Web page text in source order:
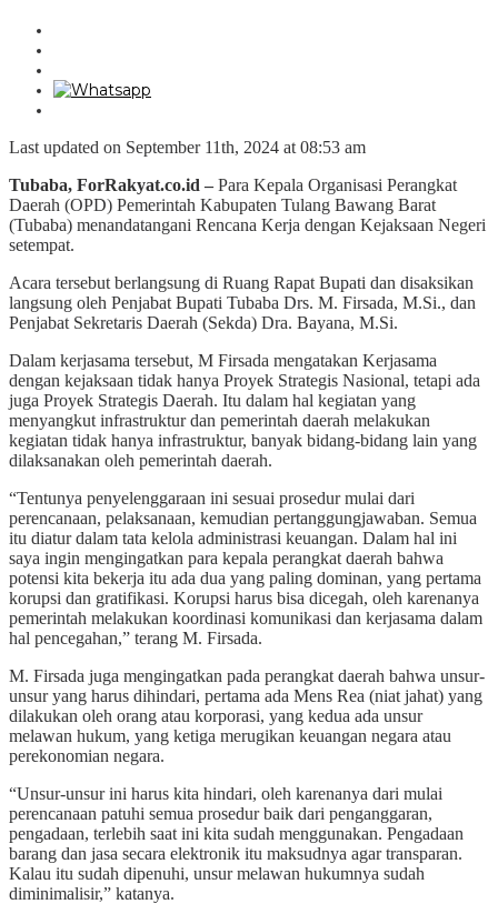
Last updated on September 11th, 2024 at 08:53 am
Tubaba, ForRakyat.co.id – Para Kepala Organisasi Perangkat
Daerah (OPD) Pemerintah Kabupaten Tulang Bawang Barat
(Tubaba) menandatangani Rencana Kerja dengan Kejaksaan Negeri
setempat.
Acara tersebut berlangsung di Ruang Rapat Bupati dan disaksikan
langsung oleh Penjabat Bupati Tubaba Drs. M. Firsada, M.Si., dan
Penjabat Sekretaris Daerah (Sekda) Dra. Bayana, M.Si.
Dalam kerjasama tersebut, M Firsada mengatakan Kerjasama
dengan kejaksaan tidak hanya Proyek Strategis Nasional, tetapi ada
juga Proyek Strategis Daerah. Itu dalam hal kegiatan yang
menyangkut infrastruktur dan pemerintah daerah melakukan
kegiatan tidak hanya infrastruktur, banyak bidang-bidang lain yang
dilaksanakan oleh pemerintah daerah.
“Tentunya penyelenggaraan ini sesuai prosedur mulai dari
perencanaan, pelaksanaan, kemudian pertanggungjawaban. Semua
itu diatur dalam tata kelola administrasi keuangan. Dalam hal ini
saya ingin mengingatkan para kepala perangkat daerah bahwa
potensi kita bekerja itu ada dua yang paling dominan, yang pertama
korupsi dan gratifikasi. Korupsi harus bisa dicegah, oleh karenanya
pemerintah melakukan koordinasi komunikasi dan kerjasama dalam
hal pencegahan,” terang M. Firsada.
M. Firsada juga mengingatkan pada perangkat daerah bahwa unsur-
unsur yang harus dihindari, pertama ada Mens Rea (niat jahat) yang
dilakukan oleh orang atau korporasi, yang kedua ada unsur
melawan hukum, yang ketiga merugikan keuangan negara atau
perekonomian negara.
“Unsur-unsur ini harus kita hindari, oleh karenanya dari mulai
perencanaan patuhi semua prosedur baik dari penganggaran,
pengadaan, terlebih saat ini kita sudah menggunakan. Pengadaan
barang dan jasa secara elektronik itu maksudnya agar transparan.
Kalau itu sudah dipenuhi, unsur melawan hukumnya sudah
diminimalisir,” katanya.